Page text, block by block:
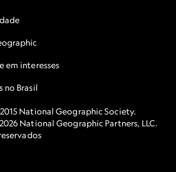
em interesses
no Brasil
National Geographic Society.
National Geographic Partners, LLC.